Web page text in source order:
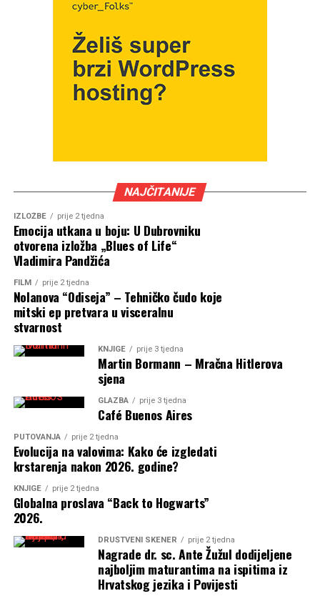
NAJČITANIJE
IZLOŽBE prije 2 tjedna
Emocija utkana u boju: U Dubrovniku
otvorena izložba „Blues of Life“
Vladimira Pandžića
FILM prije 2 tjedna
Nolanova “Odiseja” – Tehničko čudo koje
mitski ep pretvara u visceralnu
stvarnost
KNJIGE prije 3 tjedna
Martin Bormann – Mračna Hitlerova
sjena
GLAZBA prije 3 tjedna
Café Buenos Aires
PUTOVANJA prije 2 tjedna
Evolucija na valovima: Kako će izgledati
krstarenja nakon 2026. godine?
KNJIGE prije 2 tjedna
Globalna proslava “Back to Hogwarts”
2026.
DRUŠTVENI SKENER prije 2 tjedna
Nagrade dr. sc. Ante Žužul dodijeljene
najboljim maturantima na ispitima iz
Hrvatskog jezika i Povijesti